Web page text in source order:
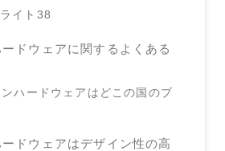
イト38
ドウェアに関するよくある
ハードウェアはどこの国のブ
ドウェアはデザイン性の高